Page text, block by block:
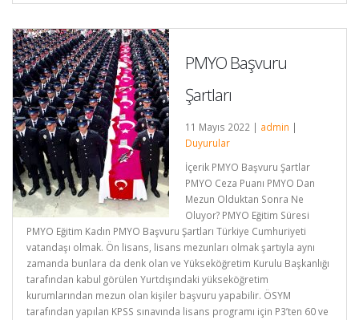
PMYO Başvuru
Şartları
11 Mayıs 2022 | admin |
Duyurular
İçerik PMYO Başvuru Şartlar
PMYO Ceza Puanı PMYO Dan
Mezun Olduktan Sonra Ne
Oluyor? PMYO Eğitim Süresi
PMYO Eğitim Kadın PMYO Başvuru Şartları Türkiye Cumhuriyeti
vatandaşı olmak. Ön lisans, lisans mezunları olmak şartıyla aynı
zamanda bunlara da denk olan ve Yükseköğretim Kurulu Başkanlığı
tarafından kabul görülen Yurtdışındaki yükseköğretim
kurumlarından mezun olan kişiler başvuru yapabilir. ÖSYM
tarafından yapılan KPSS sınavında lisans programı için P3’ten 60 ve